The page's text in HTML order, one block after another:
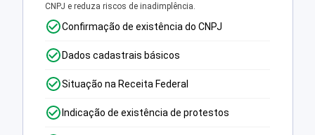
CNPJ e reduza riscos de inadimplência.
Confirmação de existência do CNPJ
Dados cadastrais básicos
Situação na Receita Federal
Indicação de existência de protestos